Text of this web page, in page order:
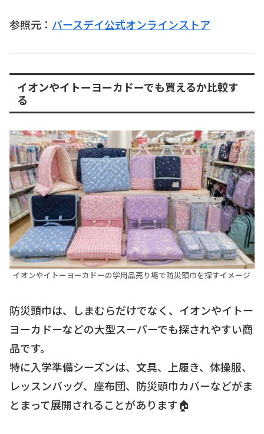
参照元： バースデイ公式オンラインストア
イオンやイトーヨーカドーでも買えるか比較す
る
イオンやイトーヨーカドーの学用品売り場で防災頭巾を探すイメージ
防災頭巾は、しまむらだけでなく、イオンやイトー
ヨーカドーなどの大型スーパーでも探されやすい商
品です。
特に入学準備シーズンは、文具、上履き、体操服、
レッスンバッグ、座布団、防災頭巾カバーなどがま
とまって展開されることがあります🏠